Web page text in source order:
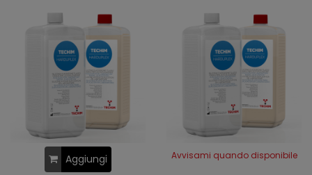
Aggiungi Avvisami quando disponibile